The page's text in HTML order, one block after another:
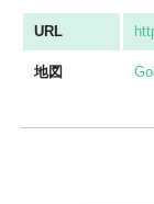
URL
地図